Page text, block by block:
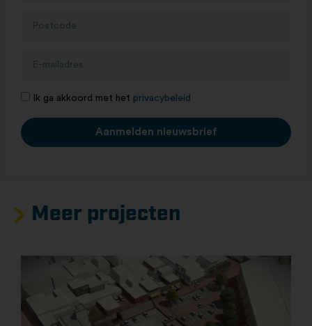
Ik ga akkoord met het privacybeleid
Aanmelden nieuwsbrief
Meer projecten